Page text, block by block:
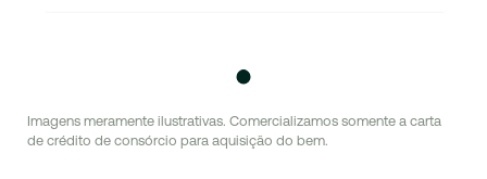
Imagens meramente ilustrativas. Comercializamos somente a carta
de crédito de consórcio para aquisição do bem.